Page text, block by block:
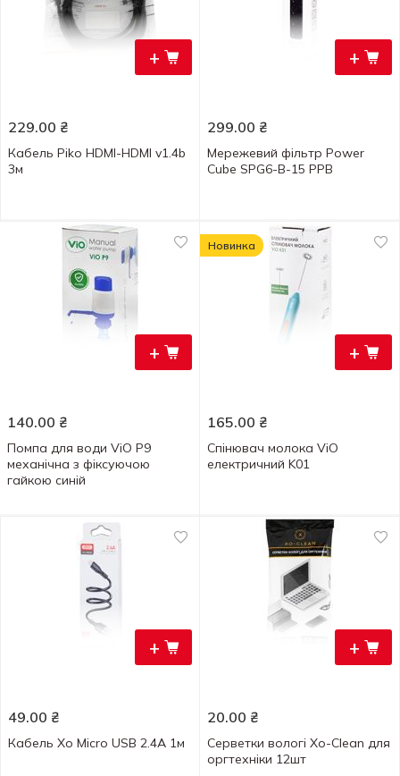
+
229.00 ₴
Кабель Piko HDMI-HDMI v1.4b
3м
+
299.00 ₴
Мережевий фільтр Power
Cube SPG6-B-15 PPB
+
140.00 ₴
Помпа для води ViO P9
механічна з фіксуючою
гайкою синій
+
Новинка
165.00 ₴
Спінювач молока ViO
електричний K01
+
49.00 ₴
Кабель Xo Micro USB 2.4A 1м
+
20.00 ₴
Серветки вологі Xo-Clean для
оргтехніки 12шт